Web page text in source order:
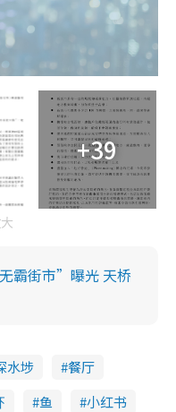
+39
霸街市”曝光 天桥
水埗
餐厅
鱼
小红书